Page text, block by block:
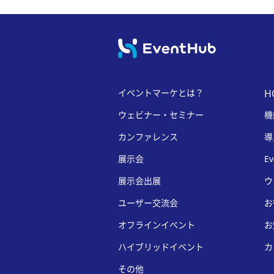
イベントマーケとは？
ウェビナー・セミナー
カンファレンス
展示会
展示会出展
ユーザー交流会
オフラインイベント
ハイブリッドイベント
その他